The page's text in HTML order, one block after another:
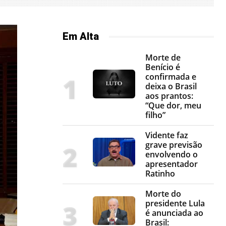
Em Alta
Morte de
Benício é
confirmada e
deixa o Brasil
aos prantos:
“Que dor, meu
filho”
Vidente faz
grave previsão
envolvendo o
apresentador
Ratinho
Morte do
presidente Lula
é anunciada ao
Brasil: